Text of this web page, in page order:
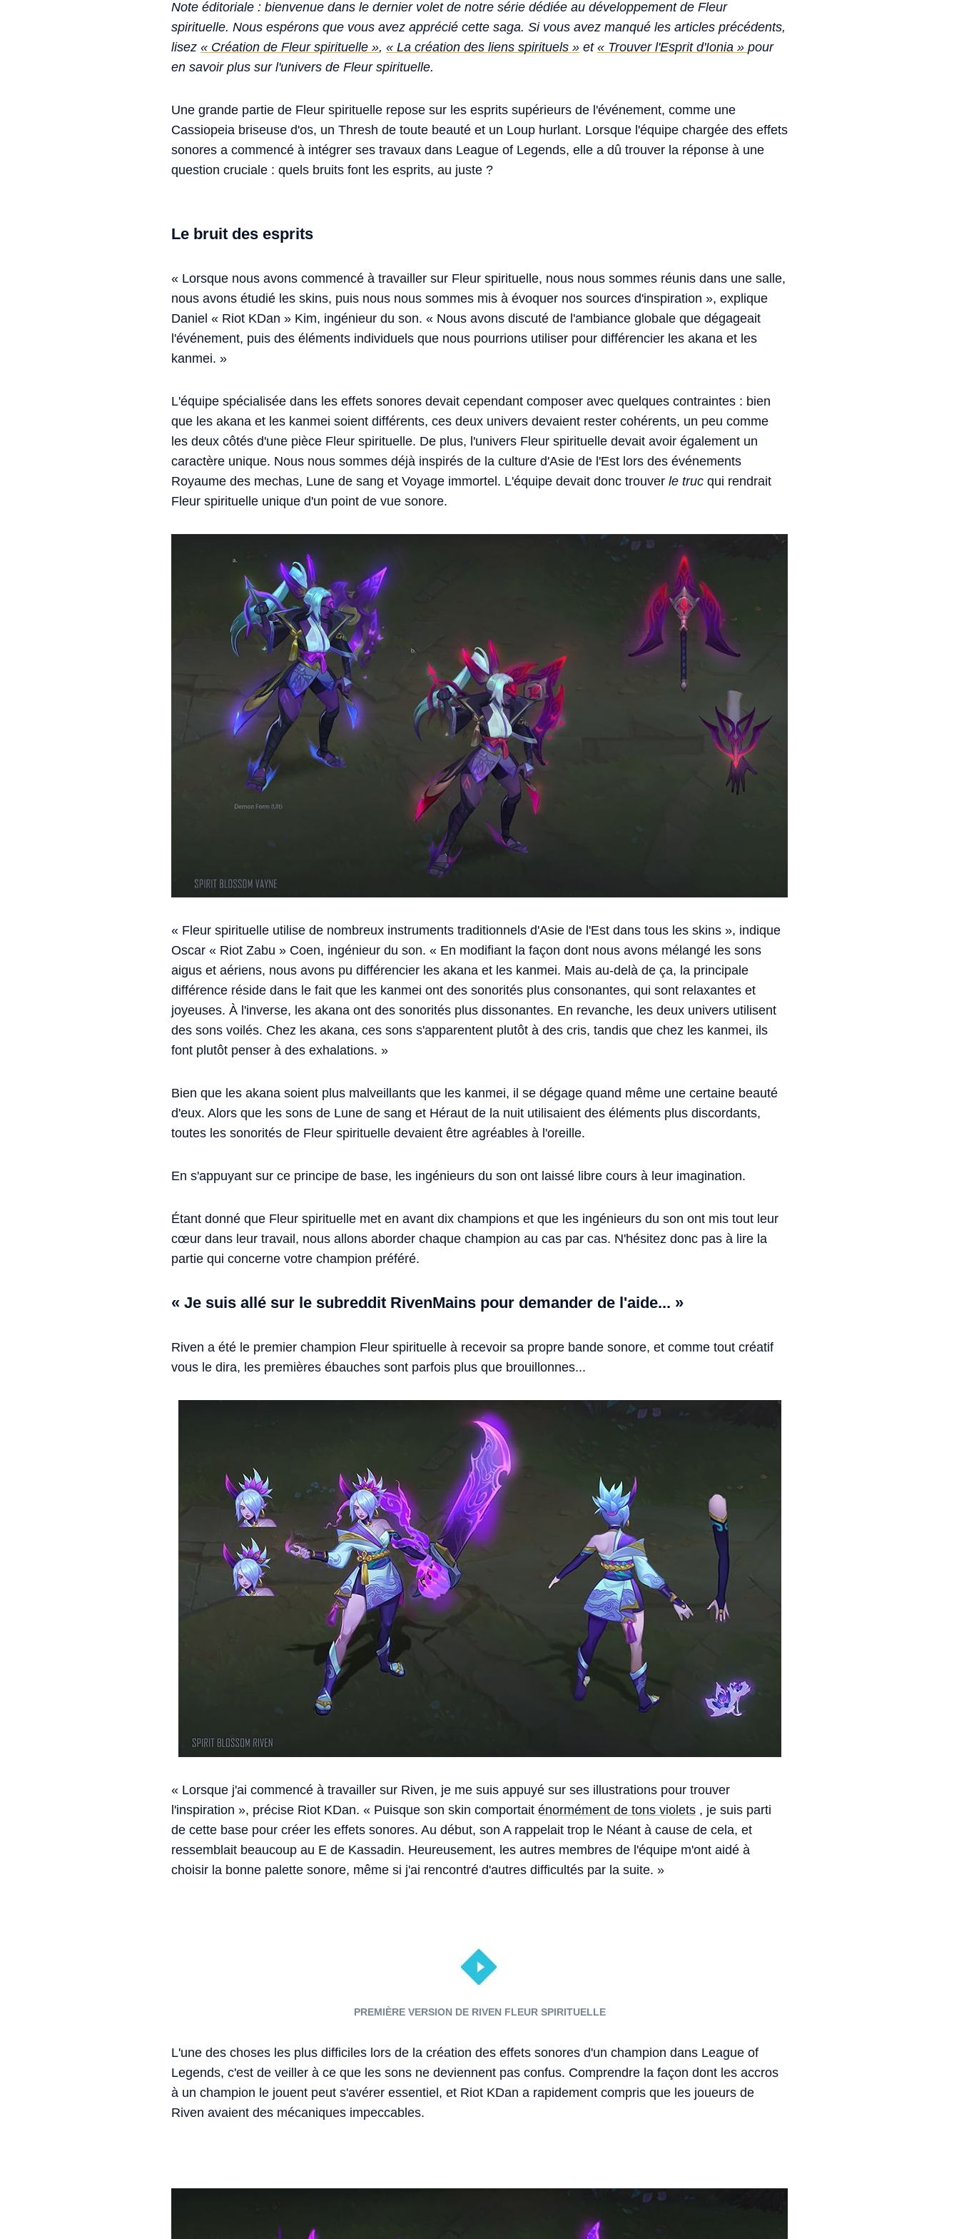
Note éditoriale : bienvenue dans le dernier volet de notre série dédiée au développement de Fleur
spirituelle. Nous espérons que vous avez apprécié cette saga. Si vous avez manqué les articles précédents,
lisez « Création de Fleur spirituelle », « La création des liens spirituels » et « Trouver l'Esprit d'Ionia » pour
en savoir plus sur l'univers de Fleur spirituelle.
Une grande partie de Fleur spirituelle repose sur les esprits supérieurs de l'événement, comme une
Cassiopeia briseuse d'os, un Thresh de toute beauté et un Loup hurlant. Lorsque l'équipe chargée des effets
sonores a commencé à intégrer ses travaux dans League of Legends, elle a dû trouver la réponse à une
question cruciale : quels bruits font les esprits, au juste ?
Le bruit des esprits
« Lorsque nous avons commencé à travailler sur Fleur spirituelle, nous nous sommes réunis dans une salle,
nous avons étudié les skins, puis nous nous sommes mis à évoquer nos sources d'inspiration », explique
Daniel « Riot KDan » Kim, ingénieur du son. « Nous avons discuté de l'ambiance globale que dégageait
l'événement, puis des éléments individuels que nous pourrions utiliser pour différencier les akana et les
kanmei. »
L'équipe spécialisée dans les effets sonores devait cependant composer avec quelques contraintes : bien
que les akana et les kanmei soient différents, ces deux univers devaient rester cohérents, un peu comme
les deux côtés d'une pièce Fleur spirituelle. De plus, l'univers Fleur spirituelle devait avoir également un
caractère unique. Nous nous sommes déjà inspirés de la culture d'Asie de l'Est lors des événements
Royaume des mechas, Lune de sang et Voyage immortel. L'équipe devait donc trouver le truc qui rendrait
Fleur spirituelle unique d'un point de vue sonore.
« Fleur spirituelle utilise de nombreux instruments traditionnels d'Asie de l'Est dans tous les skins », indique
Oscar « Riot Zabu » Coen, ingénieur du son. « En modifiant la façon dont nous avons mélangé les sons
aigus et aériens, nous avons pu différencier les akana et les kanmei. Mais au-delà de ça, la principale
différence réside dans le fait que les kanmei ont des sonorités plus consonantes, qui sont relaxantes et
joyeuses. À l'inverse, les akana ont des sonorités plus dissonantes. En revanche, les deux univers utilisent
des sons voilés. Chez les akana, ces sons s'apparentent plutôt à des cris, tandis que chez les kanmei, ils
font plutôt penser à des exhalations. »
Bien que les akana soient plus malveillants que les kanmei, il se dégage quand même une certaine beauté
d'eux. Alors que les sons de Lune de sang et Héraut de la nuit utilisaient des éléments plus discordants,
toutes les sonorités de Fleur spirituelle devaient être agréables à l'oreille.
En s'appuyant sur ce principe de base, les ingénieurs du son ont laissé libre cours à leur imagination.
Étant donné que Fleur spirituelle met en avant dix champions et que les ingénieurs du son ont mis tout leur
cœur dans leur travail, nous allons aborder chaque champion au cas par cas. N'hésitez donc pas à lire la
partie qui concerne votre champion préféré.
« Je suis allé sur le subreddit RivenMains pour demander de l'aide... »
Riven a été le premier champion Fleur spirituelle à recevoir sa propre bande sonore, et comme tout créatif
vous le dira, les premières ébauches sont parfois plus que brouillonnes...
« Lorsque j'ai commencé à travailler sur Riven, je me suis appuyé sur ses illustrations pour trouver
l'inspiration », précise Riot KDan. « Puisque son skin comportait énormément de tons violets , je suis parti
de cette base pour créer les effets sonores. Au début, son A rappelait trop le Néant à cause de cela, et
ressemblait beaucoup au E de Kassadin. Heureusement, les autres membres de l'équipe m'ont aidé à
choisir la bonne palette sonore, même si j'ai rencontré d'autres difficultés par la suite. »
PREMIÈRE VERSION DE RIVEN FLEUR SPIRITUELLE
L'une des choses les plus difficiles lors de la création des effets sonores d'un champion dans League of
Legends, c'est de veiller à ce que les sons ne deviennent pas confus. Comprendre la façon dont les accros
à un champion le jouent peut s'avérer essentiel, et Riot KDan a rapidement compris que les joueurs de
Riven avaient des mécaniques impeccables.